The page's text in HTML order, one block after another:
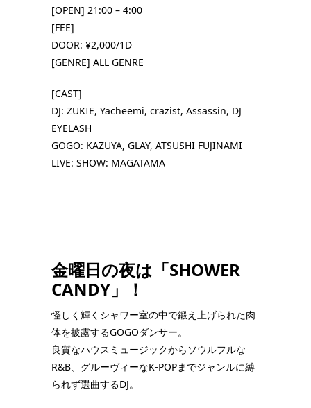
[OPEN] 21:00 – 4:00
[FEE]
DOOR: ¥2,000/1D
[GENRE] ALL GENRE
[CAST]
DJ: ZUKIE, Yacheemi, crazist, Assassin, DJ
EYELASH
GOGO: KAZUYA, GLAY, ATSUSHI FUJINAMI
LIVE: SHOW: MAGATAMA
金曜日の夜は「SHOWER
CANDY」！
怪しく輝くシャワー室の中で鍛え上げられた肉
体を披露するGOGOダンサー。
良質なハウスミュージックからソウルフルな
R&B、グルーヴィーなK-POPまでジャンルに縛
られず選曲するDJ。